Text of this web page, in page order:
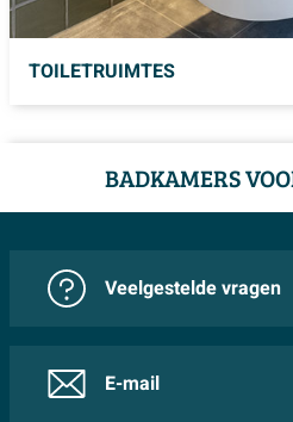
TOILETRUIMTES
BADKAMERS
Veelgestelde vragen
E-mail